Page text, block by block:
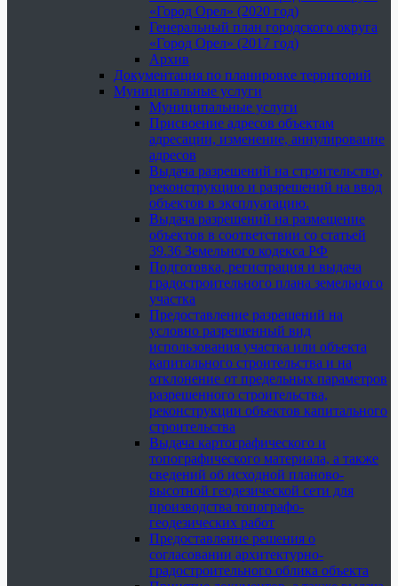
«Город Орел» (2020 год)
Генеральный план городского округа
«Город Орел» (2017 год)
Архив
Документация по планировке территорий
Муниципальные услуги
Муниципальные услуги
Присвоение адресов объектам
адресации, изменение, аннулирование
адресов
Выдача разрешений на строительство,
реконструкцию и разрешений на ввод
объектов в эксплуатацию.
Выдача разрешений на размещение
объектов в соответствии со статьей
39.36 Земельного кодекса РФ
Подготовка, регистрация и выдача
градостроительного плана земельного
участка
Предоставление разрешений на
условно разрешенный вид
использования участка или объекта
капитального строительства и на
отклонение от предельных параметров
разрешенного строительства,
реконструкции объектов капитального
строительства
Выдача картографического и
топографического материала, а также
сведений об исходной планово-
высотной геодезической сети для
производства топографо-
геодезических работ
Предоставление решения о
согласовании архитектурно-
градостроительного облика объекта